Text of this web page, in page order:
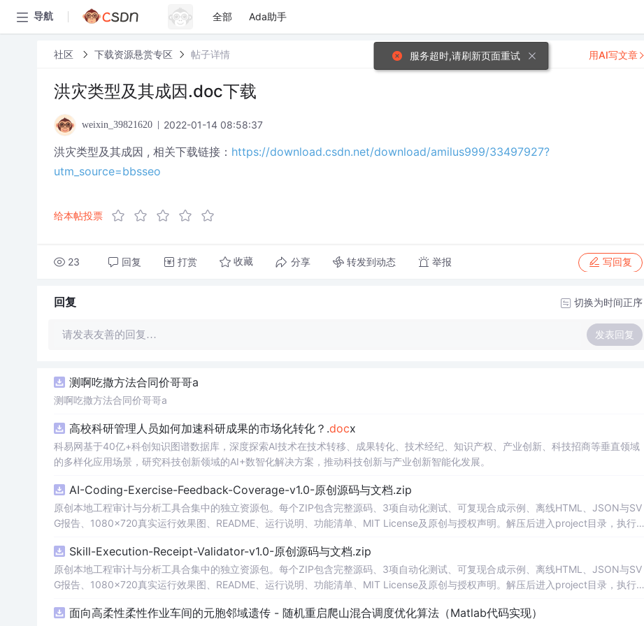
导航 全部 Ada助手
社区 下载资源悬赏专区 帖子详情
洪灾类型及其成因.doc下载
weixin_39821620 2022-01-14 08:58:37
洪灾类型及其成因 , 相关下载链接： https://download.csdn.net/download/amilus999/33497927?
utm_source=bbsseo
给本帖投票
23 回复 打赏 收藏 分享 转发到动态 举报 写回复
用AI写文章
回复 切换为时间正序
请发表友善的回复… 发表回复
测啊吃撒方法合同价哥哥a
测啊吃撒方法合同价哥哥a
高校科研管理人员如何加速科研成果的市场化转化？.docx
科易网基于40亿+科创知识图谱数据库，深度探索AI技术在技术转移、成果转化、技术经纪、知识产权、产业创新、科技招商等垂直领域
的多样化应用场景，研究科技创新领域的AI+数智化解决方案，推动科技创新与产业创新智能化发展。
AI-Coding-Exercise-Feedback-Coverage-v1.0-原创源码与文档.zip
原创本地工程审计与分析工具合集中的独立资源包。每个ZIP包含完整源码、3项自动化测试、可复现合成示例、离线HTML、JSON与SV
G报告、1080×720真实运行效果图、README、运行说明、功能清单、MIT License及原创与授权声明。解压后进入project目录，执行np
源码、Logo、官方截图、论文、生产日志或其他受限素材。适合前端开发、AI应用工程、测试审计和课程实践。
Skill-Execution-Receipt-Validator-v1.0-原创源码与文档.zip
原创本地工程审计与分析工具合集中的独立资源包。每个ZIP包含完整源码、3项自动化测试、可复现合成示例、离线HTML、JSON与SV
G报告、1080×720真实运行效果图、README、运行说明、功能清单、MIT License及原创与授权声明。解压后进入project目录，执行np
源码、Logo、官方截图、论文、生产日志或其他受限素材。适合前端开发、AI应用工程、测试审计和课程实践。
面向高柔性柔性作业车间的元胞邻域遗传 - 随机重启爬山混合调度优化算法（Matlab代码实现）
服务超时,请刷新页面重试